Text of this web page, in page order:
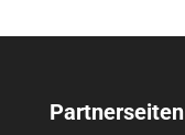
Partnerseiten